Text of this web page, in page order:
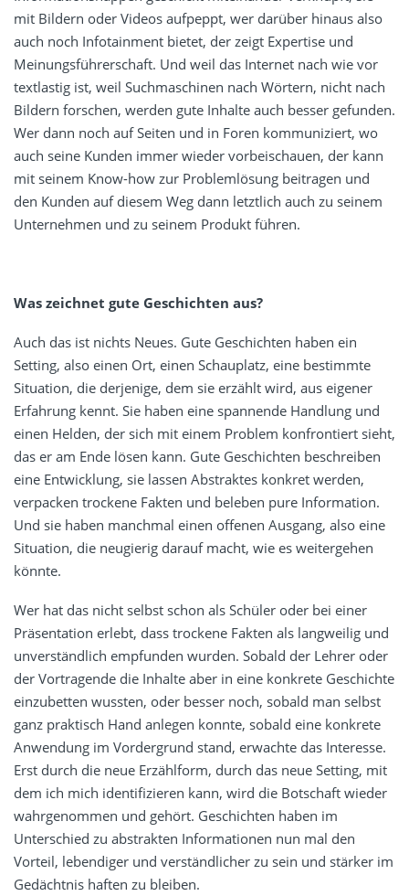
mit Bildern oder Videos aufpeppt, wer darüber hinaus also
auch noch Infotainment bietet, der zeigt Expertise und
Meinungsführerschaft. Und weil das Internet nach wie vor
textlastig ist, weil Suchmaschinen nach Wörtern, nicht nach
Bildern forschen, werden gute Inhalte auch besser gefunden.
Wer dann noch auf Seiten und in Foren kommuniziert, wo
auch seine Kunden immer wieder vorbeischauen, der kann
mit seinem Know-how zur Problemlösung beitragen und
den Kunden auf diesem Weg dann letztlich auch zu seinem
Unternehmen und zu seinem Produkt führen.
Was zeichnet gute Geschichten aus?
Auch das ist nichts Neues. Gute Geschichten haben ein
Setting, also einen Ort, einen Schauplatz, eine bestimmte
Situation, die derjenige, dem sie erzählt wird, aus eigener
Erfahrung kennt. Sie haben eine spannende Handlung und
einen Helden, der sich mit einem Problem konfrontiert sieht,
das er am Ende lösen kann. Gute Geschichten beschreiben
eine Entwicklung, sie lassen Abstraktes konkret werden,
verpacken trockene Fakten und beleben pure Information.
Und sie haben manchmal einen offenen Ausgang, also eine
Situation, die neugierig darauf macht, wie es weitergehen
könnte.
Wer hat das nicht selbst schon als Schüler oder bei einer
Präsentation erlebt, dass trockene Fakten als langweilig und
unverständlich empfunden wurden. Sobald der Lehrer oder
der Vortragende die Inhalte aber in eine konkrete Geschichte
einzubetten wussten, oder besser noch, sobald man selbst
ganz praktisch Hand anlegen konnte, sobald eine konkrete
Anwendung im Vordergrund stand, erwachte das Interesse.
Erst durch die neue Erzählform, durch das neue Setting, mit
dem ich mich identifizieren kann, wird die Botschaft wieder
wahrgenommen und gehört. Geschichten haben im
Unterschied zu abstrakten Informationen nun mal den
Vorteil, lebendiger und verständlicher zu sein und stärker im
Gedächtnis haften zu bleiben.